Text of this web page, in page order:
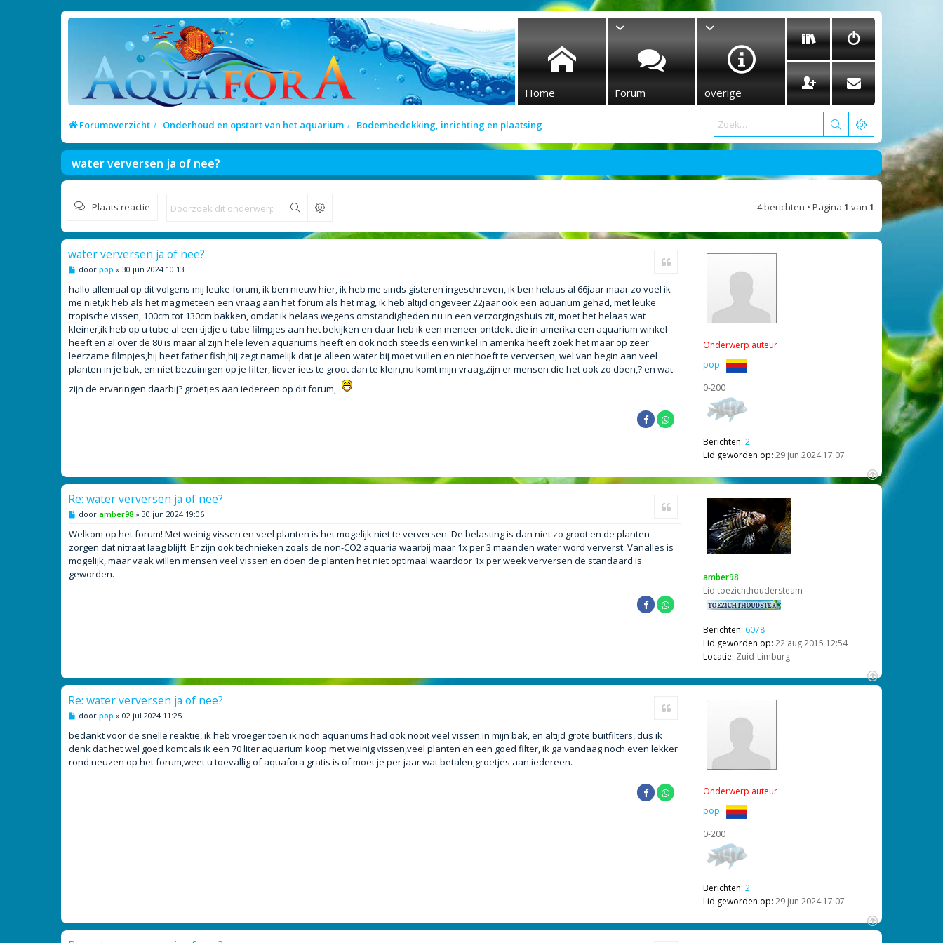
Home Forum overige
Forumoverzicht Onderhoud en opstart van het aquarium Bodembedekking, inrichting en plaatsing
water verversen ja of nee?
Plaats reactie Zoek 4 berichten • Pagina 1 van 1
Onderwerp auteur
pop
0-200
Berichten: 2
Lid geworden op: 29 jun 2024 17:07
water verversen ja of nee?
B
r
i
c
h
door pop » 30 jun 2024 10:13
hallo allemaal op dit volgens mij leuke forum, ik ben nieuw hier, ik heb me sinds gisteren ingeschreven, ik ben helaas al 66jaar maar zo voel ik
me niet,ik heb als het mag meteen een vraag aan het forum als het mag, ik heb altijd ongeveer 22jaar ook een aquarium gehad, met leuke
tropische vissen, 100cm tot 130cm bakken, omdat ik helaas wegens omstandigheden nu in een verzorgingshuis zit, moet het helaas wat
kleiner,ik heb op u tube al een tijdje u tube filmpjes aan het bekijken en daar heb ik een meneer ontdekt die in amerika een aquarium winkel
heeft en al over de 80 is maar al zijn hele leven aquariums heeft en ook noch steeds een winkel in amerika heeft zoek het maar op zeer
leerzame filmpjes,hij heet father fish,hij zegt namelijk dat je alleen water bij moet vullen en niet hoeft te verversen, wel van begin aan veel
planten in je bak, en niet bezuinigen op je filter, liever iets te groot dan te klein,nu komt mijn vraag,zijn er mensen die het ook zo doen,? en wat
zijn de ervaringen daarbij? groetjes aan iedereen op dit forum,
O
amber98
Lid toezichthoudersteam
Berichten: 6078
Lid geworden op: 22 aug 2015 12:54
Locatie: Zuid-Limburg
Re: water verversen ja of nee?
B
r
c
h
door amber98 » 30 jun 2024 19:06
Welkom op het forum! Met weinig vissen en veel planten is het mogelijk niet te verversen. De belasting is dan niet zo groot en de planten
zorgen dat nitraat laag blijft. Er zijn ook technieken zoals de non-CO2 aquaria waarbij maar 1x per 3 maanden water word ververst. Vanalles is
mogelijk, maar vaak willen mensen veel vissen en doen de planten het niet optimaal waardoor 1x per week verversen de standaard is
geworden.
O
Onderwerp auteur
pop
0-200
Berichten: 2
Lid geworden op: 29 jun 2024 17:07
Re: water verversen ja of nee?
B
r
i
c
h
door pop » 02 jul 2024 11:25
bedankt voor de snelle reaktie, ik heb vroeger toen ik noch aquariums had ook nooit veel vissen in mijn bak, en altijd grote buitfilters, dus ik
denk dat het wel goed komt als ik een 70 liter aquarium koop met weinig vissen,veel planten en een goed filter, ik ga vandaag noch even lekker
rond neuzen op het forum,weet u toevallig of aquafora gratis is of moet je per jaar wat betalen,groetjes aan iedereen.
O